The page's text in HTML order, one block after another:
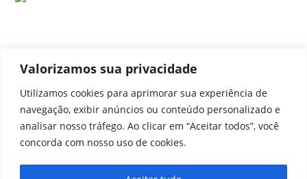
Valorizamos sua privacidade
Utilizamos cookies para aprimorar sua experiência de
navegação, exibir anúncios ou conteúdo personalizado e
analisar nosso tráfego. Ao clicar em “Aceitar todos”, você
concorda com nosso uso de cookies.